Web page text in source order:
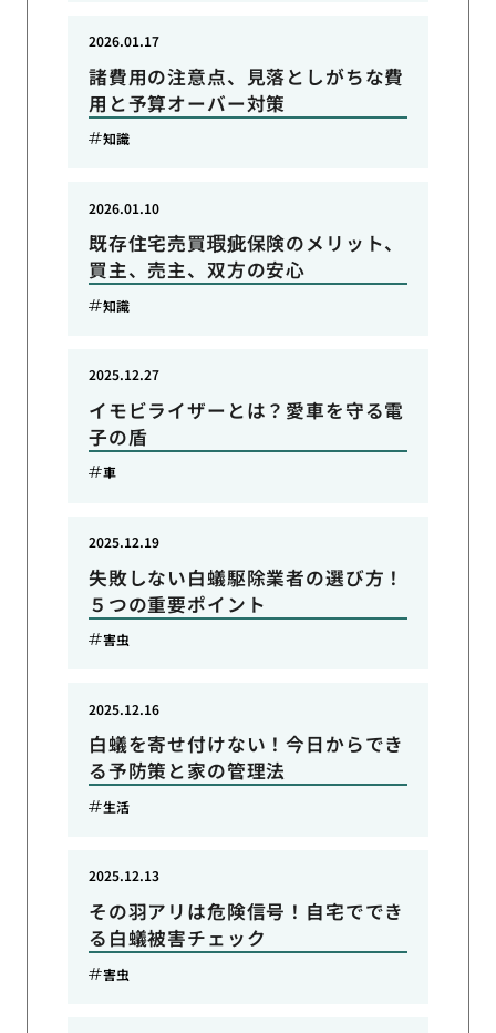
諸費用の注意点、見落としがちな費
用と予算オーバー対策
2026.01.17
知識
既存住宅売買瑕疵保険のメリット、
買主、売主、双方の安心
2026.01.10
知識
イモビライザーとは？愛車を守る電
子の盾
2025.12.27
車
失敗しない白蟻駆除業者の選び方！
５つの重要ポイント
2025.12.19
害虫
白蟻を寄せ付けない！今日からでき
る予防策と家の管理法
2025.12.16
生活
その羽アリは危険信号！自宅ででき
る白蟻被害チェック
2025.12.13
害虫